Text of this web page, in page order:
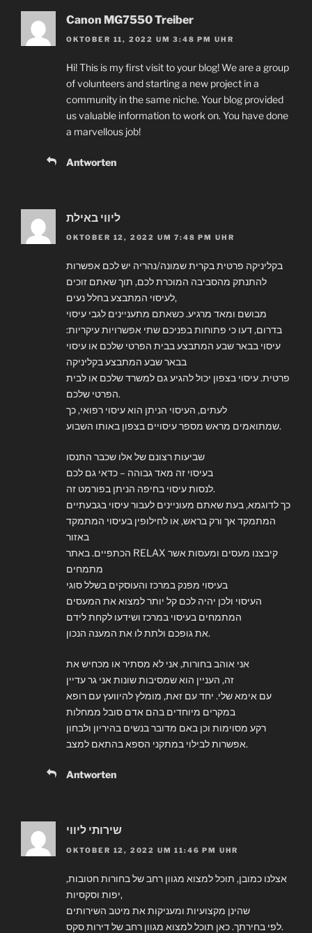
Canon MG7550 Treiber
OKTOBER 11, 2022 UM 3:48 PM UHR
Hi! This is my first visit to your blog! We are a group
of volunteers and starting a new project in a
community in the same niche. Your blog provided
us valuable information to work on. You have done
a marvellous job!
Antworten
ליווי באילת
OKTOBER 12, 2022 UM 7:48 PM UHR
בקליניקה פרטית בקרית שמונה/נהריה יש לכם אפשרות
להתנתק מהסביבה המוכרת לכם, תוך שאתם זוכים
לעיסוי המתבצע בחלל נעים,
מבושם ומאד מרגיע. כשאתם מתעניינים לגבי עיסוי
בדרום, דעו כי פתוחות בפניכם שתי אפשרויות עיקריות:
עיסוי בבאר שבע המתבצע בבית הפרטי שלכם או עיסוי
בבאר שבע המתבצע בקליניקה
פרטית. עיסוי בצפון יכול להגיע גם למשרד שלכם או לבית
הפרטי שלכם.
לעתים, העיסוי הניתן הוא עיסוי רפואי, כך
שמתואמים מראש מספר עיסויים בצפון באותו השבוע.
שביעות רצונם של אלו שכבר התנסו
בעיסוי זה מאד גבוהה – כדאי גם לכם
לנסות עיסוי בחיפה הניתן בפורמט זה.
כך לדוגמא, בעת שאתם מעוניינים לעבור עיסוי בגבעתיים
המתמקד אך ורק בראש, או לחילופין בעיסוי המתמקד
באזור
הכתפיים. באתר RELAX קיבצנו מעסים ומעסות אשר
מתמחים
בעיסוי מפנק במרכז והעוסקים בשלל סוגי
העיסוי ולכן יהיה לכם קל יותר למצוא את המעסים
המתמחים בעיסוי במרכז ושידעו לקחת לידם
את גופכם ולתת לו את המענה הנכון.
אני אוהב בחורות, אני לא מסתיר או מכחיש את
זה, העניין הוא שמסיבות שונות אני גר עדיין
עם אימא שלי. יחד עם זאת, מומלץ להיוועץ עם רופא
במקרים מיוחדים בהם אדם סובל ממחלות
רקע מסוימות וכן באם מדובר בנשים בהיריון ולבחון
אפשרות לבילוי במתקני הספא בהתאם למצב.
Antworten
שירותי ליווי
OKTOBER 12, 2022 UM 11:46 PM UHR
אצלנו כמובן, תוכל למצוא מגוון רחב של בחורות חטובות,
יפות וסקסיות,
שהינן מקצועיות ומעניקות את מיטב השירותים
לפי בחירתך. כאן תוכל למצוא מגוון רחב של דירות סקס.